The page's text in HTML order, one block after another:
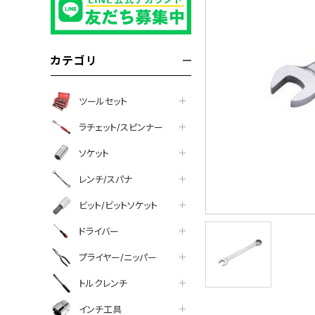
カテゴリ
ツールセット
ラチェット/スピンナー
ソケット
レンチ/スパナ
ビット/ビットソケット
ドライバー
プライヤー/ニッパー
トルクレンチ
インチ工具